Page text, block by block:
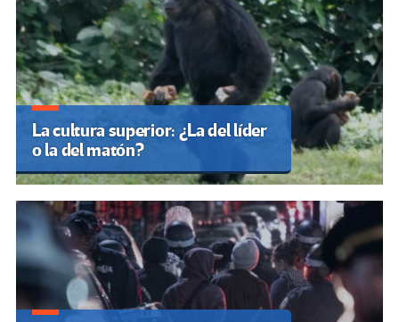
La cultura superior: ¿La del líder
o la del matón?